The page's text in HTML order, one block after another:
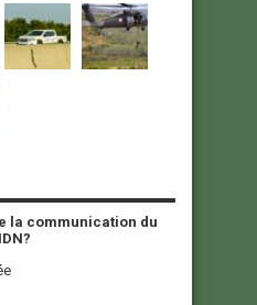
la communication du